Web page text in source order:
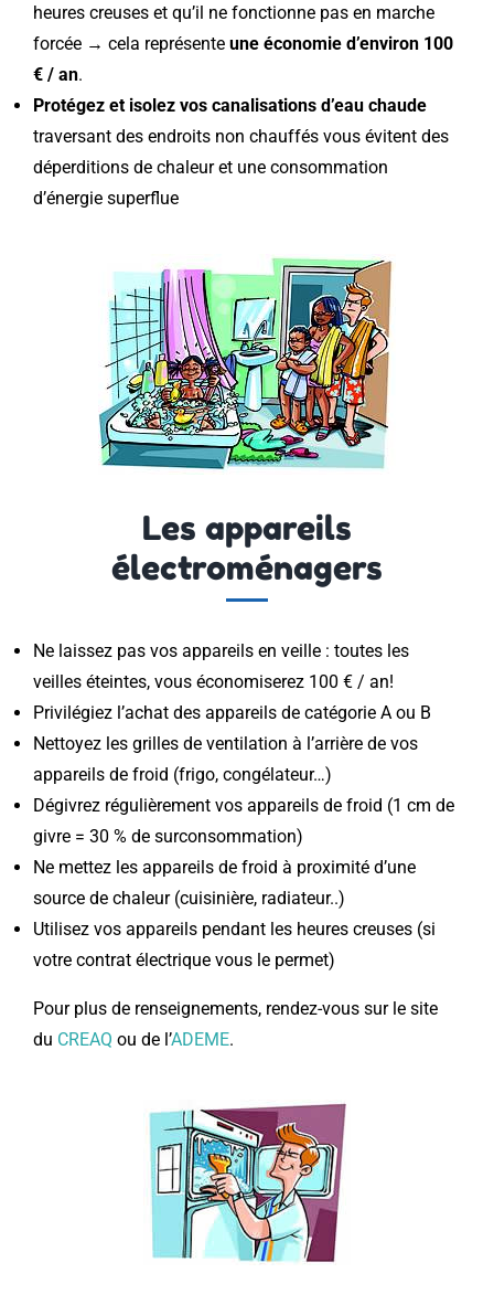
heures creuses et qu’il ne fonctionne pas en marche
forcée → cela représente une économie d’environ 100
€ / an.
Protégez et isolez vos canalisations d’eau chaude
traversant des endroits non chauffés vous évitent des
déperditions de chaleur et une consommation
d’énergie superflue
Les appareils
électroménagers
Ne laissez pas vos appareils en veille : toutes les
veilles éteintes, vous économiserez 100 € / an!
Privilégiez l’achat des appareils de catégorie A ou B
Nettoyez les grilles de ventilation à l’arrière de vos
appareils de froid (frigo, congélateur…)
Dégivrez régulièrement vos appareils de froid (1 cm de
givre = 30 % de surconsommation)
Ne mettez les appareils de froid à proximité d’une
source de chaleur (cuisinière, radiateur..)
Utilisez vos appareils pendant les heures creuses (si
votre contrat électrique vous le permet)
Pour plus de renseignements, rendez-vous sur le site
du CREAQ ou de l’ADEME.